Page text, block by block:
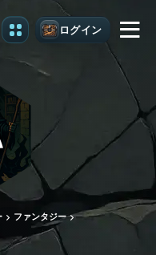
グレード ログイン
ファンタジー